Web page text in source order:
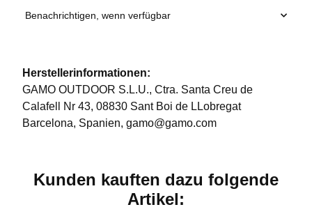
Benachrichtigen, wenn verfügbar
Herstellerinformationen:
GAMO OUTDOOR S.L.U., Ctra. Santa Creu de
Calafell Nr 43, 08830 Sant Boi de LLobregat
Barcelona, Spanien, gamo@gamo.com
Kunden kauften dazu folgende
Artikel: